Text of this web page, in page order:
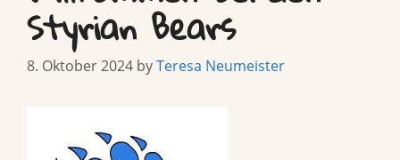
Styrian Bears
8. Oktober 2024 byTeresa Neumeister